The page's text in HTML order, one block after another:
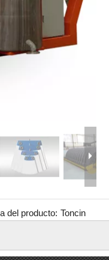
del producto: Toncin